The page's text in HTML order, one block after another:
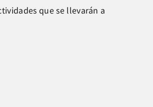
que se llevarán a